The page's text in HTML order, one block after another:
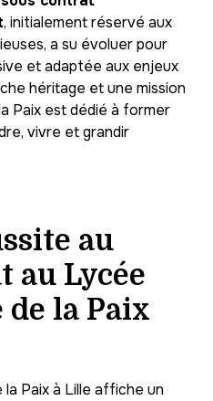
, initialement réservé aux
a su évoluer pour
et adaptée aux enjeux
héritage et une mission
Paix est dédié à former
vivre et grandir
au
au Lycée
la Paix
Paix à Lille affiche un